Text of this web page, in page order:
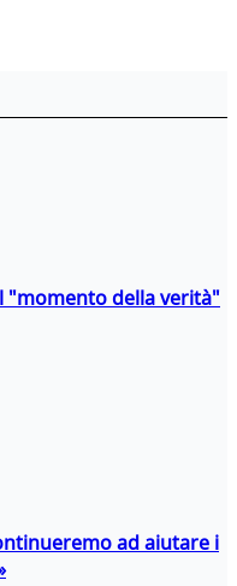
"momento della verità"
ad aiutare i